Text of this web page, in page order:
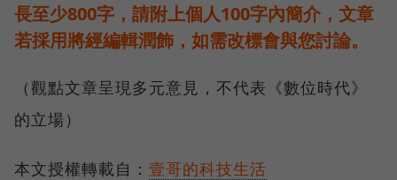
長至少800字，請附上個人100字內簡介，文章
若採用將經編輯潤飾，如需改標會與您討論。
（觀點文章呈現多元意見，不代表《數位時代》
的立場）
本文授權轉載自： 壹哥的科技生活